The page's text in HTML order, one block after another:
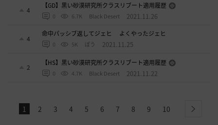
4
【GD】黒い砂漠研究所クラスリブート適用履歴
0 6.7K Black Desert 2021.11.26
4
命中パッシブ返してジェヒ よくやったジェヒ
0 5K ぽう 2021.11.25
2
【HS】黒い砂漠研究所クラスリブート適用履歴
0 4.7K Black Desert 2021.11.22
1 2 3 4 5 6 7 8 9 10 next